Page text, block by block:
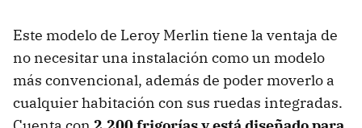
Este modelo de Leroy Merlin tiene la ventaja de
no necesitar una instalación como un modelo
más convencional, además de poder moverlo a
cualquier habitación con sus ruedas integradas.